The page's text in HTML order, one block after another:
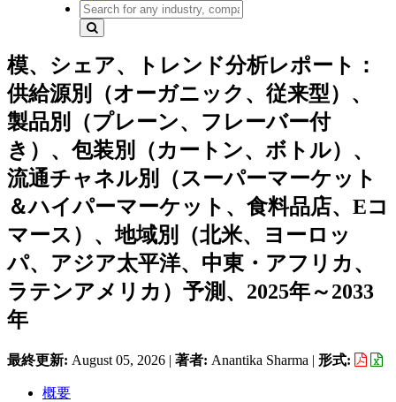
模、シェア、トレンド分析レポート：
供給源別（オーガニック、従来型）、
製品別（プレーン、フレーバー付
き）、包装別（カートン、ボトル）、
流通チャネル別（スーパーマーケット
＆ハイパーマーケット、食料品店、Eコ
マース）、地域別（北米、ヨーロッ
パ、アジア太平洋、中東・アフリカ、
ラテンアメリカ）予測、2025年～2033
年
最終更新: August 05, 2026 | 著者: Anantika Sharma | 形式:
概要